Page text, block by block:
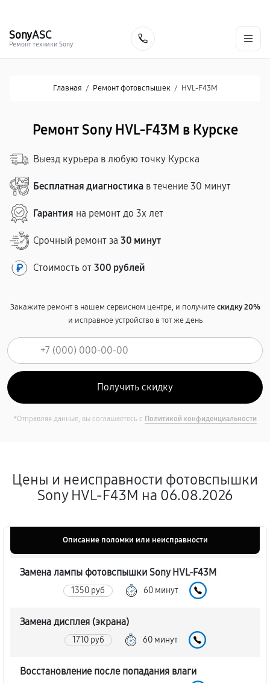
SonyASC
Ремонт техники Sony
Главная / Ремонт фотовспышек / HVL-F43M
Ремонт Sony HVL-F43M в Курске
Выезд курьера в любую точку Курска
Бесплатная диагностика в течение 30 минут
Гарантия на ремонт до 3х лет
Срочный ремонт за 30 минут
Стоимость от 300 рублей
Закажите ремонт в нашем сервисном центре, и получитескидку 20%
и исправное устройство в тот же день
*Отправляя данные, вы соглашаетесь с Политикой конфиденциальности
Цены и неисправности фотовспышки
Sony HVL-F43M на 06.08.2026
Описание поломки или неисправности
Замена лампы фотовспышки Sony HVL-F43M
1350 руб 60 минут
Замена дисплея (экрана)
1710 руб 60 минут
Восстановление после попадания влаги